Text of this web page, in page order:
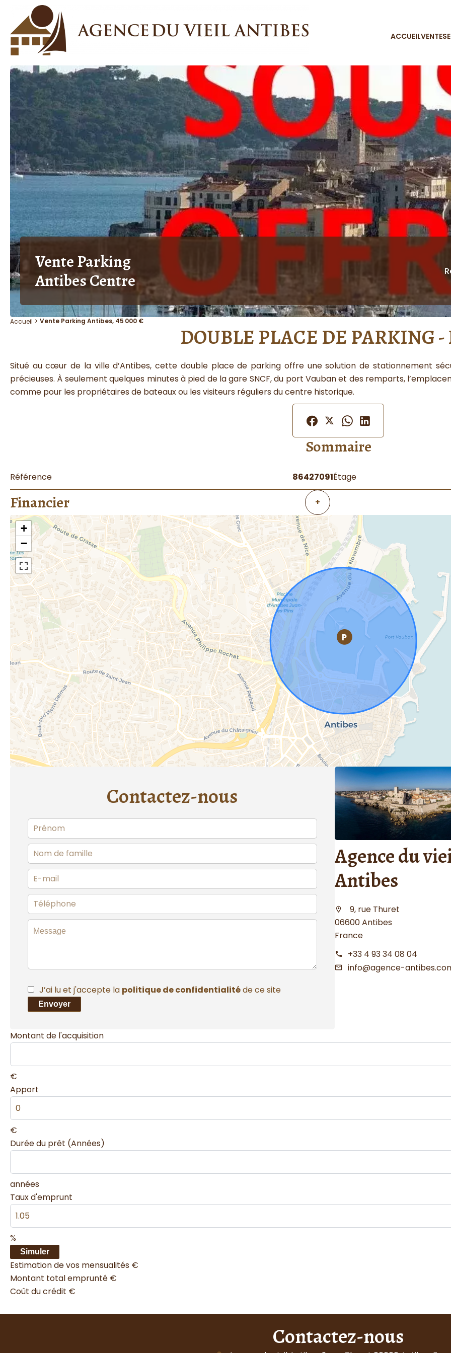
ACCUEILVENTES
Vente Parking
Antibes Centre
Accueil Vente Parking Antibes, 45 000 €
DOUBLE PLACE DE PARKING -
Situé au cœur de la ville d’Antibes, cette double place de parking offre une solution de stationnement
précieuses. À seulement quelques minutes à pied de la gare SNCF, du port Vauban et des remparts,
comme pour les propriétaires de bateaux ou les visiteurs réguliers du centre historique.
Sommaire
Référence 86427091Étage
Financier +
+
−
Contactez-nous
J’ai lu et j'accepte la politique de confidentialitéde ce site
Envoyer
Agence du
Antibes
9, rue Thuret
06600 Antibes
France
+33 4 93 34 08 04
info@agence-
Montant de l'acquisition
€
Apport
€
Durée du prêt (Années)
années
Taux d'emprunt
%
Simuler
Estimation de vos mensualités €
Montant total emprunté €
Coût du crédit €
Contactez-nous